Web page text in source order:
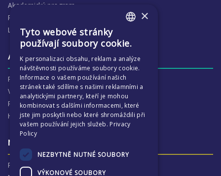
Akademický program
Předmětové oblasti
Lidé
Aktivity
Proč je ECP tak zajímavé
Výchovná péče
Program :more
Harmonogram školního
Naše výsledky a příběhy
Proč jsme hrdí na ECP
×
Tyto webové stránky
používají soubory cookie.
K personalizaci obsahu, reklam a analýze
návštěvnosti používáme soubory cookie.
Informace o vašem používání našich
stránek také sdílíme s našimi reklamními a
analytickými partnery, kteří je mohou
kombinovat s dalšími informacemi, které
jste jim poskytli nebo které shromáždili při
vašem používání jejich služeb. Privacy
Policy
NEZBYTNĚ NUTNÉ SOUBORY
VÝKONOVÉ SOUBORY